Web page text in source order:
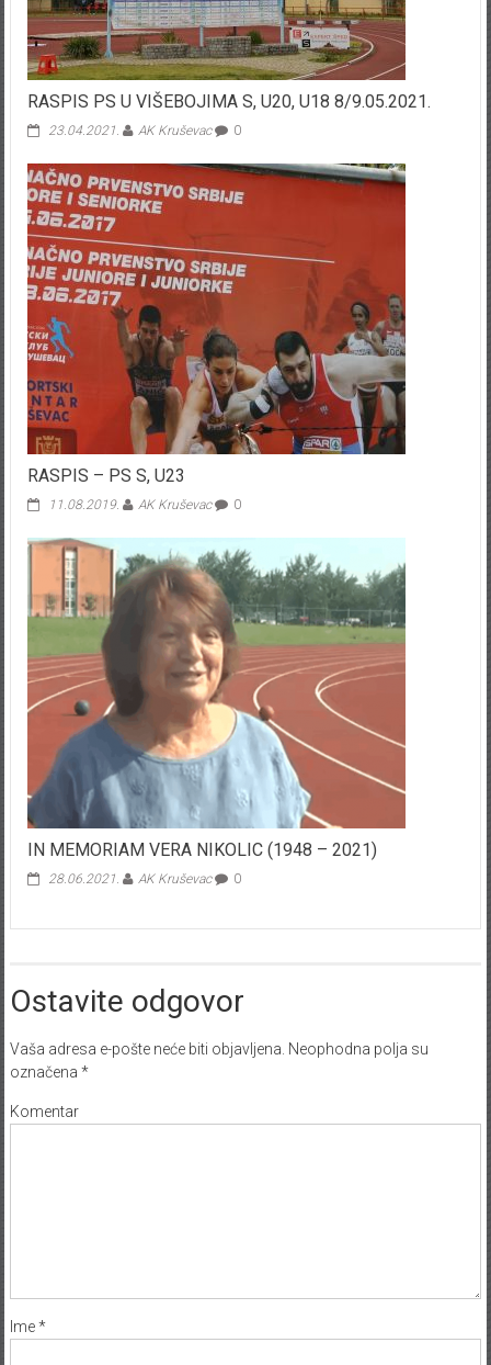
RASPIS PS U VIŠEBOJIMA S, U20, U18 8/9.05.2021.
23.04.2021. AK Kruševac 0
RASPIS – PS S, U23
11.08.2019. AK Kruševac 0
IN MEMORIAM VERA NIKOLIC (1948 – 2021)
28.06.2021. AK Kruševac 0
Ostavite odgovor
Vaša adresa e-pošte neće biti objavljena. Neophodna polja su
označena *
Komentar
Ime*